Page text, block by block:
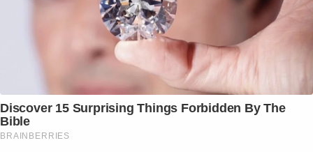
Discover 15 Surprising Things Forbidden By The
Bible
BRAINBERRIES